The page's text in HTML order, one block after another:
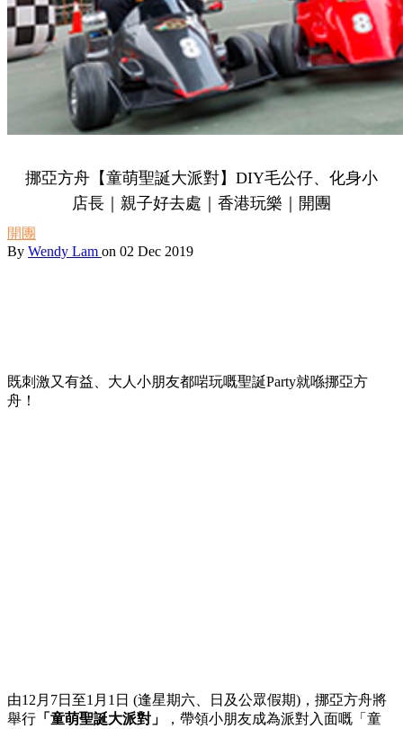
挪亞方舟【童萌聖誕大派對】DIY毛公仔、化身小
店長｜親子好去處｜香港玩樂｜開團
開團
By Wendy Lam on 02 Dec 2019
既刺激又有益、大人小朋友都啱玩嘅聖誕Party就喺挪亞方
舟！
由12月7日至1月1日 (逢星期六、日及公眾假期)，挪亞方舟將
舉行 「童萌聖誕大派對」
，帶領小朋友成為派對入面嘅「童